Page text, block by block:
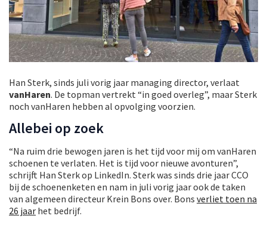
Han Sterk, sinds juli vorig jaar managing director, verlaat
vanHaren. De topman vertrekt “in goed overleg”, maar Sterk
noch vanHaren hebben al opvolging voorzien.
Allebei op zoek
“Na ruim drie bewogen jaren is het tijd voor mij om vanHaren
schoenen te verlaten. Het is tijd voor nieuwe avonturen”,
schrijft Han Sterk op LinkedIn. Sterk was sinds drie jaar CCO
bij de schoenenketen en nam in juli vorig jaar ook de taken
van algemeen directeur Krein Bons over. Bons verliet toen na
26 jaar het bedrijf.